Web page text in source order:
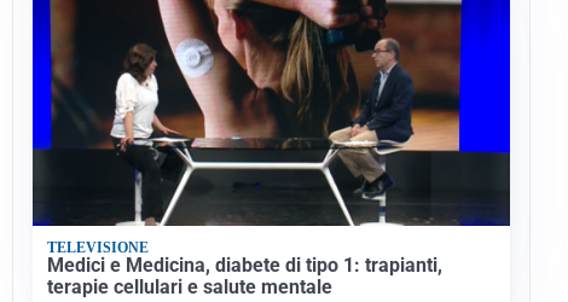
TELEVISIONE
Medici e Medicina, diabete di tipo 1: trapianti,
terapie cellulari e salute mentale